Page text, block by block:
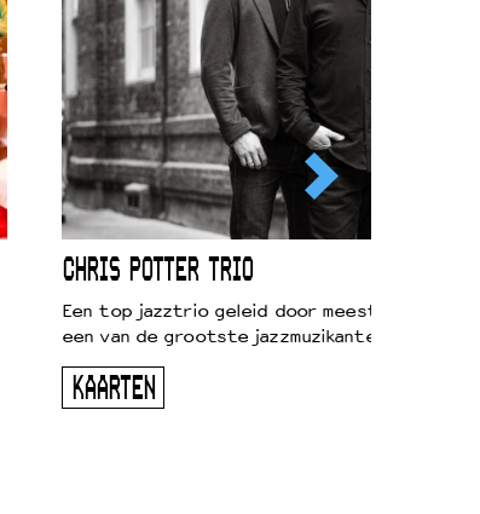
CHRIS POTTER TRIO
Een top jazztrio geleid door
een van de grootste jazzmuzikanten van zijn
KAARTEN